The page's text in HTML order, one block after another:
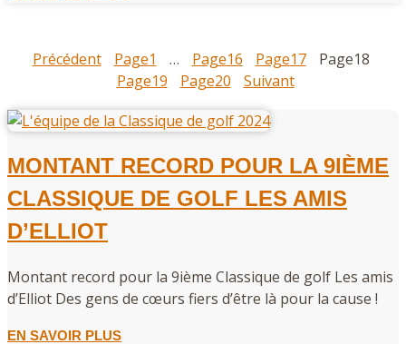
Précédent Page1 … Page16 Page17 Page18
Page19 Page20 Suivant
MONTANT RECORD POUR LA 9IÈME
CLASSIQUE DE GOLF LES AMIS
D’ELLIOT
Montant record pour la 9ième Classique de golf Les amis
d’Elliot Des gens de cœurs fiers d’être là pour la cause !
EN SAVOIR PLUS